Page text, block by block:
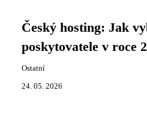
Český hosting: Jak
poskytovatele v roce
Ostatní
24. 05. 2026